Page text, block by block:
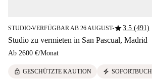
STUDIO■VERFÜGBAR AB 26 AUGUST■star3.5 (491)
Studio zu vermieten in San Pascual, Madrid
Ab 2600 €/Monat
lock GESCHÜTZTE KAUTION electric_bolt